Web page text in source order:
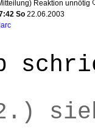
Reaktion unnötig
So 22.06.2003